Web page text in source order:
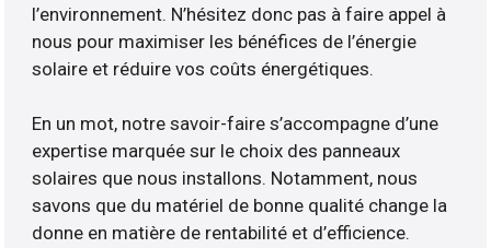
l’environnement. N’hésitez donc pas à faire appel à
nous pour maximiser les bénéfices de l’énergie
solaire et réduire vos coûts énergétiques.
En un mot, notre savoir-faire s’accompagne d’une
expertise marquée sur le choix des panneaux
solaires que nous installons. Notamment, nous
savons que du matériel de bonne qualité change la
donne en matière de rentabilité et d’efficience.